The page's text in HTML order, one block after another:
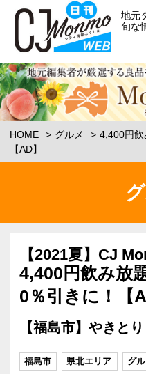
地元
旬な
HOME グルメ
4,400円飲
【AD】
【2021夏】CJ
4,400円飲み放
0％引きに！【
【福島市】やきと
福島市 県北エリア グ